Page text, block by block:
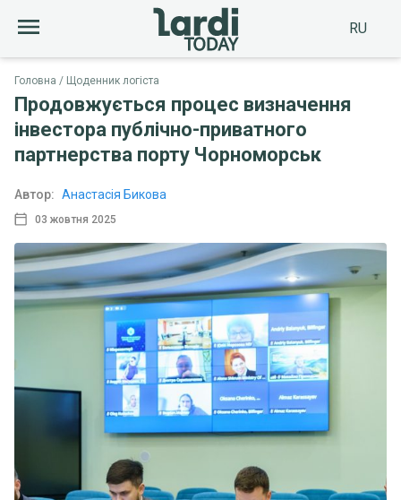
RU
Головна Щоденник логіста
Продовжується процес визначення
інвестора публічно-приватного
партнерства порту Чорноморськ
03 жовтня 2025
Автор: Анастасія Бикова